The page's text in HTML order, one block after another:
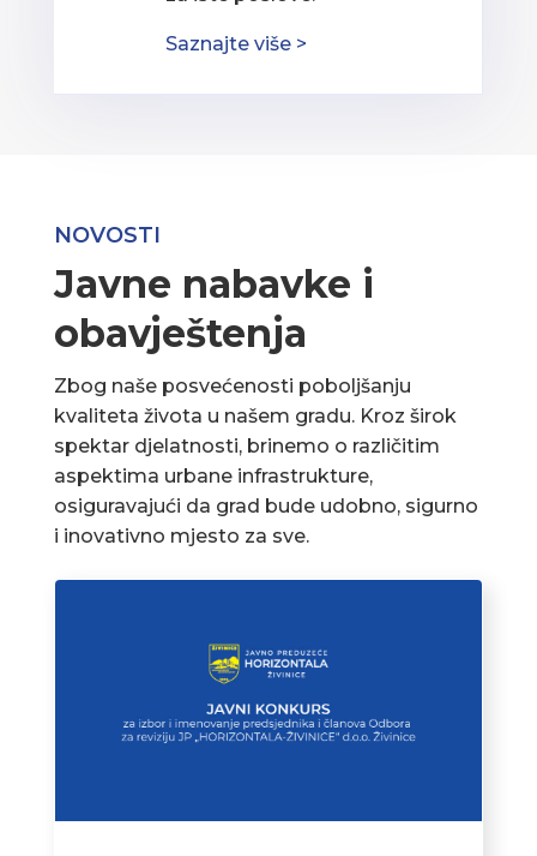
Saznajte više >
NOVOSTI
Javne nabavke i
obavještenja
Zbog naše posvećenosti poboljšanju
kvaliteta života u našem gradu. Kroz širok
spektar djelatnosti, brinemo o različitim
aspektima urbane infrastrukture,
osiguravajući da grad bude udobno, sigurno
i inovativno mjesto za sve.